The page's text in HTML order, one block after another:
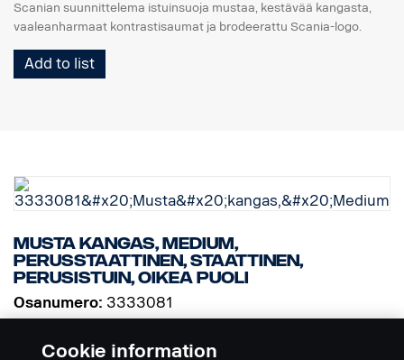
Scanian suunnittelema istuinsuoja mustaa, kestävää kangasta,
vaaleanharmaat kontrastisaumat ja brodeerattu Scania-logo.
Add to list
Musta kangas, Medium,
perusstaattinen, staattinen,
perusistuin, oikea puoli
Osanumero: 3333081
Scanian suunnittelema istuinsuoja mustaa, kestävää kangasta,
Cookie information